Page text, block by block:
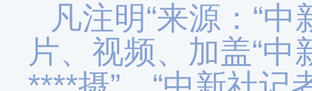
凡注明“来源：“
片、视频、加盖“中